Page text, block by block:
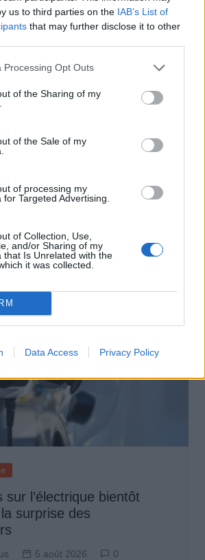
us to third parties on the IAB’s List of
that may further disclose it to other
Processing Opt Outs
of the Sharing of my
of the Sale of my
of processing my
Targeted Advertising.
of Collection, Use,
and/or Sharing of my
that Is Unrelated with the
it was collected.
Data Access Privacy Policy
la voiture électrique qui
d’autonomie
5 août 2026
sur l’électrique bientôt
surprise des
5 août 2026 0